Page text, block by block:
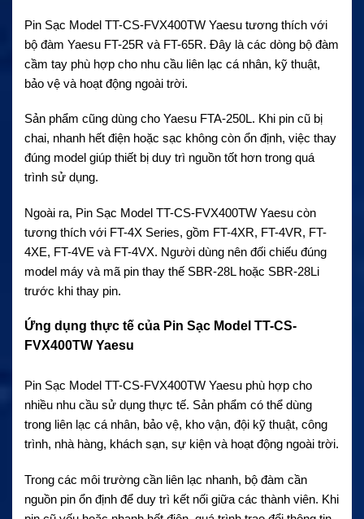
Pin Sạc Model TT-CS-FVX400TW Yaesu tương thích với
bộ đàm Yaesu FT-25R và FT-65R. Đây là các dòng bộ đàm
cầm tay phù hợp cho nhu cầu liên lạc cá nhân, kỹ thuật,
bảo vệ và hoạt động ngoài trời.
Sản phẩm cũng dùng cho Yaesu FTA-250L. Khi pin cũ bị
chai, nhanh hết điện hoặc sạc không còn ổn định, việc thay
đúng model giúp thiết bị duy trì nguồn tốt hơn trong quá
trình sử dụng.
Ngoài ra, Pin Sạc Model TT-CS-FVX400TW Yaesu còn
tương thích với FT-4X Series, gồm FT-4XR, FT-4VR, FT-
4XE, FT-4VE và FT-4VX. Người dùng nên đối chiếu đúng
model máy và mã pin thay thế SBR-28L hoặc SBR-28Li
trước khi thay pin.
Ứng dụng thực tế của Pin Sạc Model TT-CS-
FVX400TW Yaesu
Pin Sạc Model TT-CS-FVX400TW Yaesu phù hợp cho
nhiều nhu cầu sử dụng thực tế. Sản phẩm có thể dùng
trong liên lạc cá nhân, bảo vệ, kho vận, đội kỹ thuật, công
trình, nhà hàng, khách sạn, sự kiện và hoạt động ngoài trời.
Trong các môi trường cần liên lạc nhanh, bộ đàm cần
nguồn pin ổn định để duy trì kết nối giữa các thành viên. Khi